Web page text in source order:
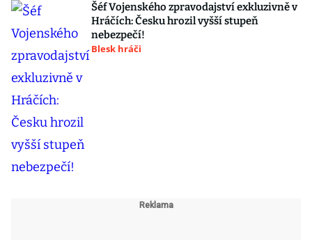
Šéf Vojenského zpravodajství exkluzivně v
Hráčích: Česku hrozil vyšší stupeň
nebezpečí!
Blesk hráči